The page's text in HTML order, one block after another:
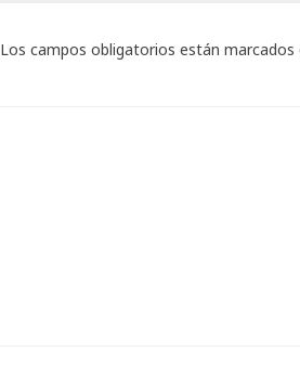
Los campos obligatorios están marcados